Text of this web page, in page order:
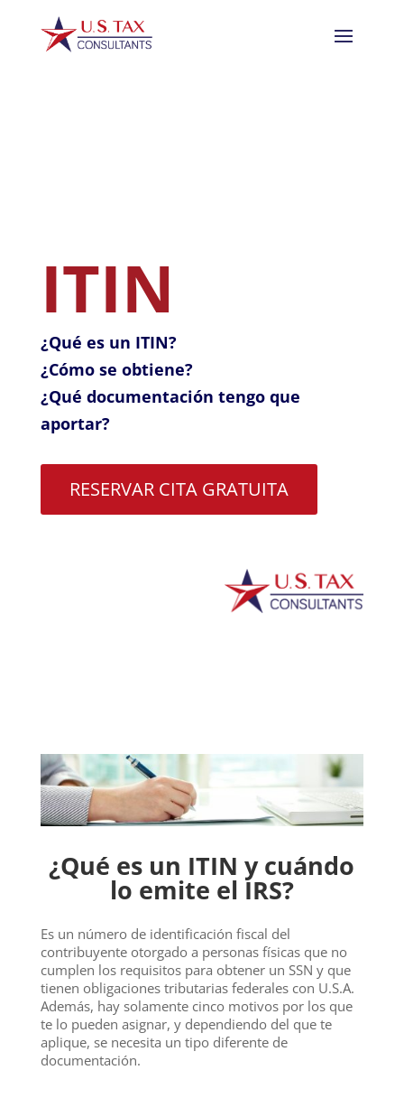
ITIN
¿Qué es un ITIN?
¿Cómo se obtiene?
¿Qué documentación tengo que
aportar?
RESERVAR CITA GRATUITA
¿Qué es un ITIN y cuándo
lo emite el IRS?
Es un número de identificación fiscal del
contribuyente otorgado a personas físicas que no
cumplen los requisitos para obtener un SSN y que
tienen obligaciones tributarias federales con U.S.A.
Además, hay solamente cinco motivos por los que
te lo pueden asignar, y dependiendo del que te
aplique, se necesita un tipo diferente de
documentación.